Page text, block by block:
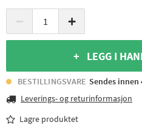
− +
+ LEGG I
BESTILLINGSVARE Sendes innen
Leverings- og returinformasjon
Lagre produktet